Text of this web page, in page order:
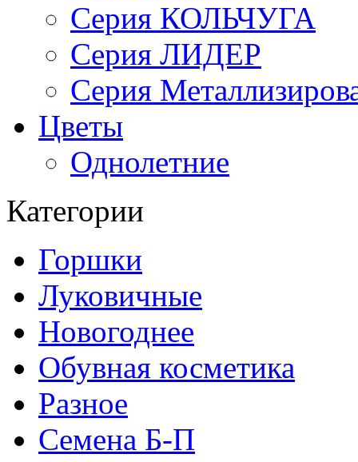
Серия КОЛЬЧУГА
Серия ЛИДЕР
Серия
Цветы
Однолетние
Категории
Горшки
Луковичные
Новогоднее
Обувная косметика
Разное
Семена Б-П